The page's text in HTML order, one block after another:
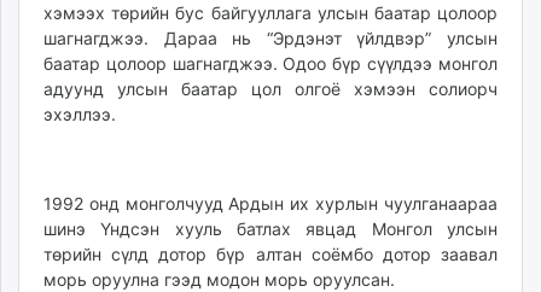
хэмээх төрийн бус байгууллага улсын баатар цолоор
шагнагджээ. Дараа нь “Эрдэнэт үйлдвэр” улсын
баатар цолоор шагнагджээ. Одоо бүр сүүлдээ монгол
адуунд улсын баатар цол олгоё хэмээн солиорч
эхэллээ.
1992 онд монголчууд Ардын их хурлын чуулганаараа
шинэ Үндсэн хууль батлах явцад Монгол улсын
төрийн сүлд дотор бүр алтан соёмбо дотор заавал
морь оруулна гээд модон морь оруулсан.